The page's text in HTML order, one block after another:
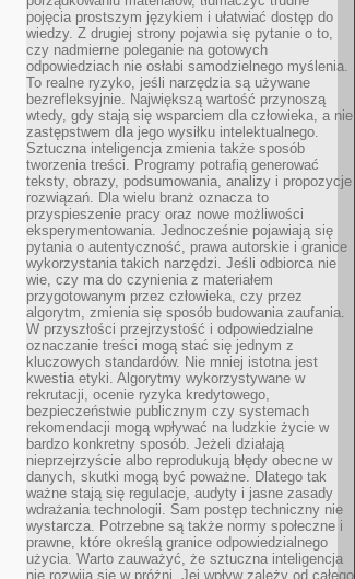
pojęcia prostszym językiem i ułatwiać dostęp do
wiedzy. Z drugiej strony pojawia się pytanie o to,
czy nadmierne poleganie na gotowych
odpowiedziach nie osłabi samodzielnego myślenia.
To realne ryzyko, jeśli narzędzia są używane
bezrefleksyjnie. Największą wartość przynoszą
wtedy, gdy stają się wsparciem dla człowieka, a nie
zastępstwem dla jego wysiłku intelektualnego.
Sztuczna inteligencja zmienia także sposób
tworzenia treści. Programy potrafią generować
teksty, obrazy, podsumowania, analizy i propozycje
rozwiązań. Dla wielu branż oznacza to
przyspieszenie pracy oraz nowe możliwości
eksperymentowania. Jednocześnie pojawiają się
pytania o autentyczność, prawa autorskie i granice
wykorzystania takich narzędzi. Jeśli odbiorca nie
wie, czy ma do czynienia z materiałem
przygotowanym przez człowieka, czy przez
algorytm, zmienia się sposób budowania zaufania.
W przyszłości przejrzystość i odpowiedzialne
oznaczanie treści mogą stać się jednym z
kluczowych standardów. Nie mniej istotna jest
kwestia etyki. Algorytmy wykorzystywane w
rekrutacji, ocenie ryzyka kredytowego,
bezpieczeństwie publicznym czy systemach
rekomendacji mogą wpływać na ludzkie życie w
bardzo konkretny sposób. Jeżeli działają
nieprzejrzyście albo reprodukują błędy obecne w
danych, skutki mogą być poważne. Dlatego tak
ważne stają się regulacje, audyty i jasne zasady
wdrażania technologii. Sam postęp techniczny nie
wystarcza. Potrzebne są także normy społeczne i
prawne, które określą granice odpowiedzialnego
użycia. Warto zauważyć, że sztuczna inteligencja
nie rozwija się w próżni. Jej wpływ zależy od całego